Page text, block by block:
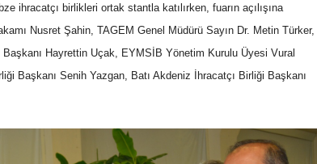
ihracatçı birlikleri ortak stantla katılırken, fuarın açılışına
Nusret Şahin, TAGEM Genel Müdürü Sayın Dr. Metin Türker,
Hayrettin Uçak, EYMSİB Yönetim Kurulu Üyesi Vural
Başkanı Senih Yazgan, Batı Akdeniz İhracatçı Birliği Başkanı